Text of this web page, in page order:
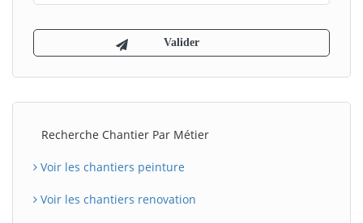
Recherche Chantier Par Métier
Voir les chantiers peinture
Voir les chantiers renovation